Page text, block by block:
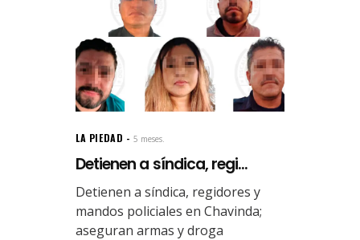
LA PIEDAD 5 meses.
Detienen a síndica, regi...
Detienen a síndica, regidores y
mandos policiales en Chavinda;
aseguran armas y droga